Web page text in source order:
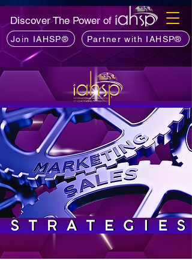
Discover The Power of
Join IAHSP® Partner with IAHSP®